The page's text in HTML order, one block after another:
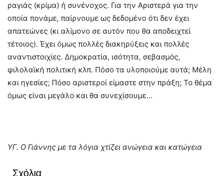
ραγιάς (κρίμα) ή συνένοχος. Για την Αριστερά για την
οποία πονάμε, παίρνουμε ως δεδομένο ότι δεν έχει
απατεώνες (κι αλίμονο σε αυτόν που θα αποδειχτεί
τέτοιος). Έχει όμως πολλές διακηρύξεις και πολλές
αναντιστοιχίες. Δημοκρατία, ισότητα, σεβασμός,
φιλολαϊκή πολιτική κλπ. Πόσο τα υλοποιούμε αυτά; Μέλη
και ηγεσίες; Πόσο αριστεροί είμαστε στην πράξη; Το θέμα
όμως είναι μεγάλο και θα συνεχίσουμε…
ΥΓ. Ο Γιάννης με τα λόγια χτίζει ανώγεια και κατώγεια
Σχόλια